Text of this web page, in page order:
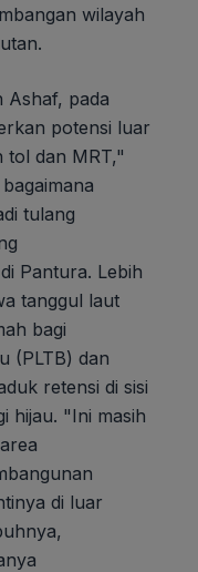
wilayah
Ashaf, pada
potensi luar
tol dan MRT,"
tulang
Pantura. Lebih
tanggul laut
bagi
(PLTB) dan
retensi di sisi
hijau. "Ini masih
di luar